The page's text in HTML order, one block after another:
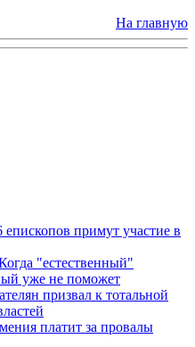
На главную
примут участие в
"естественный"
уже не поможет
призвал к тотальной
платит за провалы